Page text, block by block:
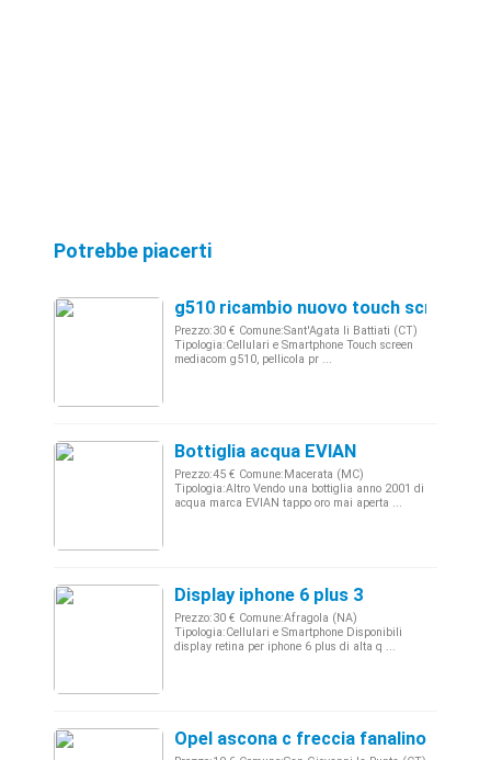
Potrebbe piacerti
g510 ricambio nuovo touch screen
Prezzo:30 € Comune:Sant'Agata li Battiati (CT)
Tipologia:Cellulari e Smartphone Touch screen
mediacom g510, pellicola pr ...
Bottiglia acqua EVIAN
Prezzo:45 € Comune:Macerata (MC)
Tipologia:Altro Vendo una bottiglia anno 2001 di
acqua marca EVIAN tappo oro mai aperta ...
Display iphone 6 plus 3
Prezzo:30 € Comune:Afragola (NA)
Tipologia:Cellulari e Smartphone Disponibili
display retina per iphone 6 plus di alta q ...
Opel ascona c freccia fanalino sx